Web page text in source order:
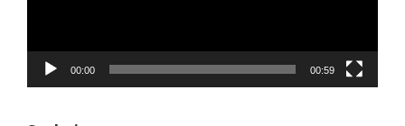
00:00 00:59